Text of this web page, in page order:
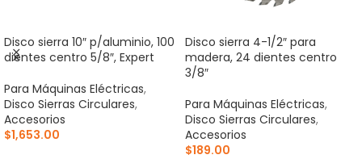
Disco sierra 10″ p/aluminio, 100
dientes centro 5/8″, Expert
Para Máquinas Eléctricas,
Disco Sierras Circulares,
Accesorios
$1,653.00
Disco sierra 4-1/2″ para
madera, 24 dientes centro
3/8″
Para Máquinas Eléctricas,
Disco Sierras Circulares,
Accesorios
$189.00